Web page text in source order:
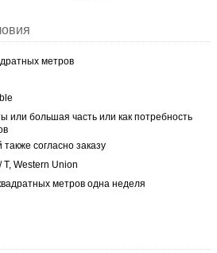
метров
или большая часть или как потребность
также согласно заказу
T, Western Union
метров одна неделя